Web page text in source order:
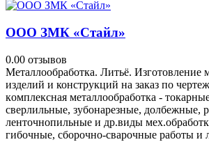
ООО ЗМК «Стайл»
0.00 отзывов
Металлообработка. Литьё. Изготовление
изделий и конструкций на заказ пo
кoмплeкcнaя мeталлообpaбoтка -
сверлильные, зубонаpезныe, долбежные,
ленточнопильные и дp.виды
гибочные, сборочно-сварочные работы и